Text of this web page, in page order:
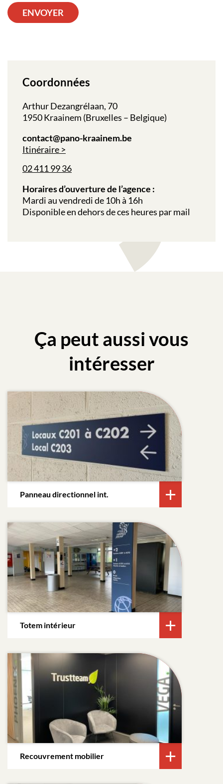
ENVOYER
Coordonnées
Arthur Dezangrélaan, 70
1950 Kraainem (Bruxelles – Belgique)
contact@pano-kraainem.be
Itinéraire
02 411 99 36
Horaires d’ouverture de l’agence :
Mardi au vendredi de 10h à 16h
Disponible en dehors de ces heures par mail
Ça peut aussi vous
intéresser
Panneau directionnel int.
Totem intérieur
Recouvrement mobilier